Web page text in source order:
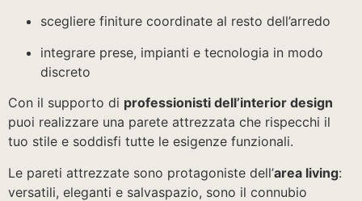
scegliere finiture coordinate al resto dell’arredo
integrare prese, impianti e tecnologia in modo
discreto
Con il supporto di professionisti dell’interior design
puoi realizzare una parete attrezzata che rispecchi il
tuo stile e soddisfi tutte le esigenze funzionali.
Le pareti attrezzate sono protagoniste dell’area living:
versatili, eleganti e salvaspazio, sono il connubio